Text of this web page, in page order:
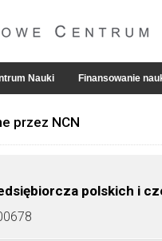
Nauki Finansowanie
przez NCN
polskich i